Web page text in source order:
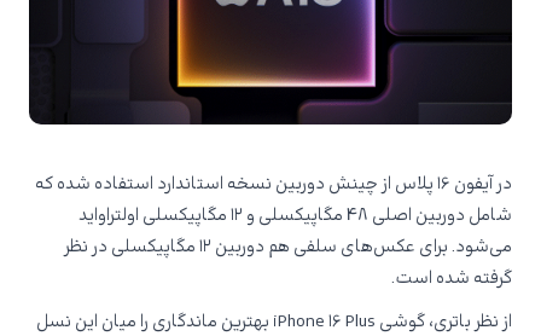
در آیفون ۱۶ پلاس از چینش دوربین نسخه استاندارد استفاده شده که
شامل دوربین اصلی ۴۸ مگاپیکسلی و ۱۲ مگاپیکسلی اولتراواید
می‌شود. برای عکس‌های سلفی هم دوربین ۱۲ مگاپیکسلی در نظر
گرفته شده است.
از نظر باتری، گوشی iPhone ۱۶ Plus بهترین ماندگاری را میان این نسل